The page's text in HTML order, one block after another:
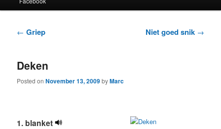
to
to
Post
navigation
← Griep Niet goed snik →
Deken
Posted onNovember 13, 2009byMarc
1. blanket